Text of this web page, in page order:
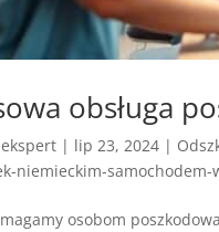
obsługa
ekspert | lip 23, 2024 |
niemieckim-samochodem-
osobom